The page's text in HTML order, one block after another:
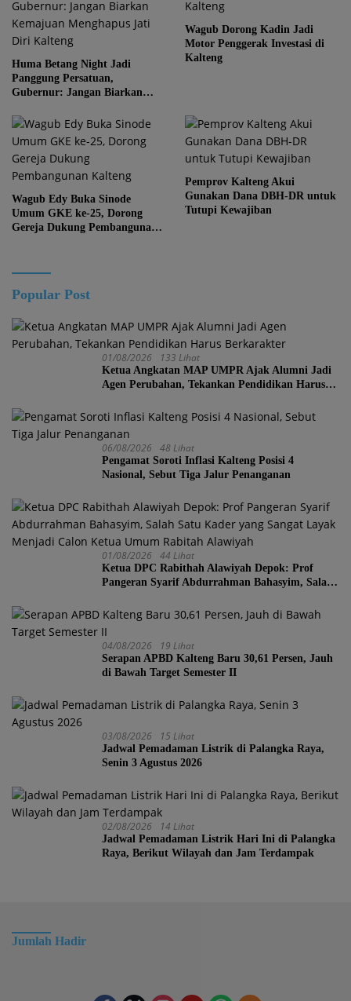
Huma Betang Night Jadi
Panggung Persatuan,
Gubernur: Jangan Biarkan
Kalteng
Wagub Dorong Kadin Jadi
Motor Penggerak Investasi di
Kalteng
Wagub Edy Buka Sinode
Umum GKE ke-25, Dorong
Gereja Dukung Pembangunan
Pemprov Kalteng Akui
Gunakan Dana DBH-DR untuk
Tutupi Kewajiban
Popular Post
01/08/2026 133 Lihat
Ketua Angkatan MAP UMPR Ajak Alumni Jadi
Agen Perubahan, Tekankan Pendidikan Harus
06/08/2026 48 Lihat
Pengamat Soroti Inflasi Kalteng Posisi 4
Nasional, Sebut Tiga Jalur Penanganan
01/08/2026 44 Lihat
Ketua DPC Rabithah Alawiyah Depok: Prof
Pangeran Syarif Abdurrahman Bahasyim, Salah
Ketua Umum Rabitah Alawiyah
04/08/2026 19 Lihat
Serapan APBD Kalteng Baru 30,61 Persen, Jauh
di Bawah Target Semester II
03/08/2026 15 Lihat
Jadwal Pemadaman Listrik di Palangka Raya,
Senin 3 Agustus 2026
02/08/2026 14 Lihat
Jadwal Pemadaman Listrik Hari Ini di Palangka
Raya, Berikut Wilayah dan Jam Terdampak
Jumlah Hadir